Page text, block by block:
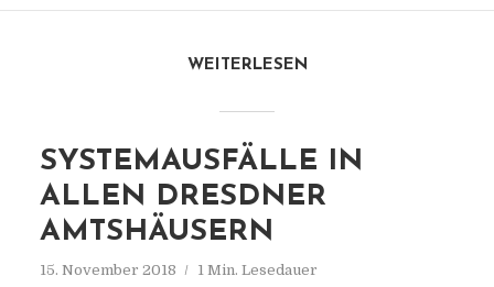
WEITERLESEN
SYSTEMAUSFÄLLE IN
ALLEN DRESDNER
AMTSHÄUSERN
15. November 2018 1 Min. Lesedauer